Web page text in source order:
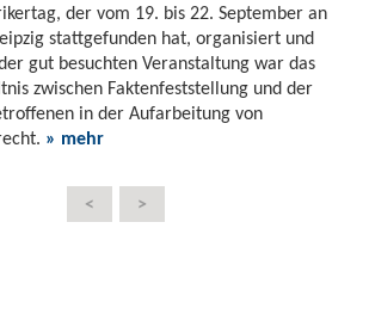
der vom 19. bis 22. September an
stattgefunden hat, organisiert und
gut besuchten Veranstaltung war das
zwischen Faktenfeststellung und der
in der Aufarbeitung von
» mehr
< >